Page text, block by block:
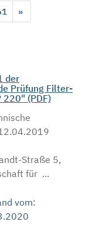
»
der
Prüfung Filter-
220" (PDF)
Straße 5,
für ...
vom: